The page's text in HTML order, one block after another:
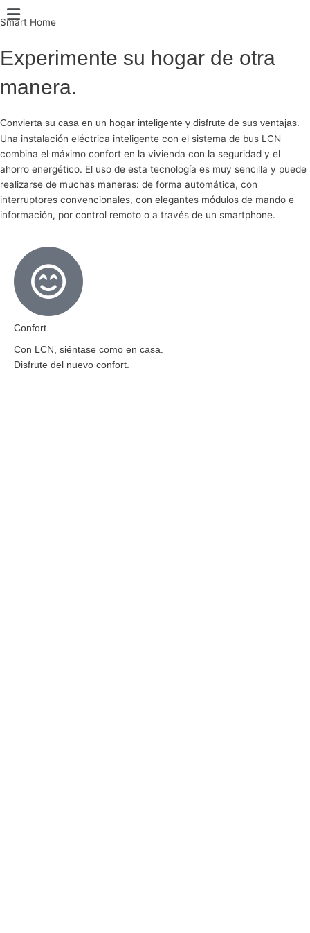
alMain
Menu
Smart Home
Experimente su hogar de otra
manera.
Convierta su casa en un hogar inteligente y disfrute de sus ventajas.
Una instalación eléctrica inteligente con el sistema de bus LCN
combina el máximo confort en la vivienda con la seguridad y el
ahorro energético. El uso de esta tecnología es muy sencilla y puede
realizarse de muchas maneras: de forma automática, con
interruptores convencionales, con elegantes módulos de mando e
información, por control remoto o a través de un smartphone.
Confort
Con LCN, siéntase como en casa.
Disfrute del nuevo confort.